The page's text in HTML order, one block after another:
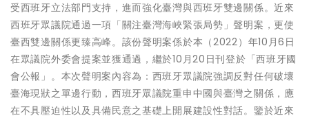
受西班牙立法部門支持，進而強化臺灣與西班牙雙邊關係。近來
西班牙眾議院通過一項「關注臺灣海峽緊張局勢」聲明案，更使
臺西雙邊關係更臻高峰。該份聲明案係於本（2022）年10月6日
在眾議院外委會提案並獲通過，繼於10月20日刊登於「西班牙國
會公報」。本次聲明案內容為：西班牙眾議院強調反對任何破壞
臺海現狀之單邊行動，西班牙眾議院重申中國與臺灣之關係，應
在不具壓迫性以及具備民意之基礎上開展建設性對話。鑒於近來